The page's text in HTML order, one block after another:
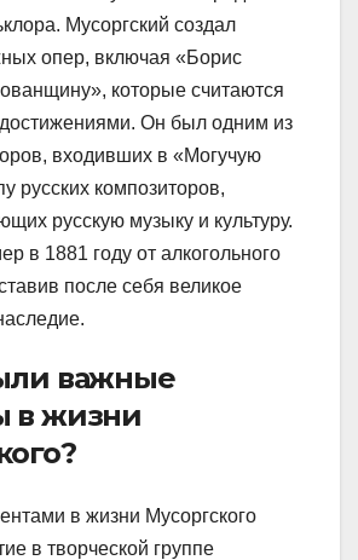
Мусоргский создал
опер, включая «Борис
которые считаются
Он был одним из
входивших в «Могучую
русских композиторов,
русскую музыку и культуру.
в 1881 году от алкогольного
после себя великое
важные
в жизни
в жизни Мусоргского
в творческой группе